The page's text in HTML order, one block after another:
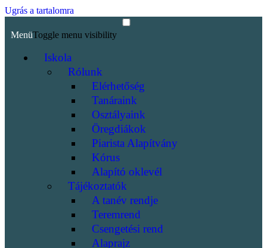
Ugrás a tartalomra
MenüToggle menu visibility
Iskola
Rólunk
Elérhetőség
Tanáraink
Osztályaink
Öregdiákok
Piarista Alapítvány
Kórus
Alapító oklevél
Tájékoztatók
A tanév rendje
Teremrend
Csengetési rend
Alaprajz